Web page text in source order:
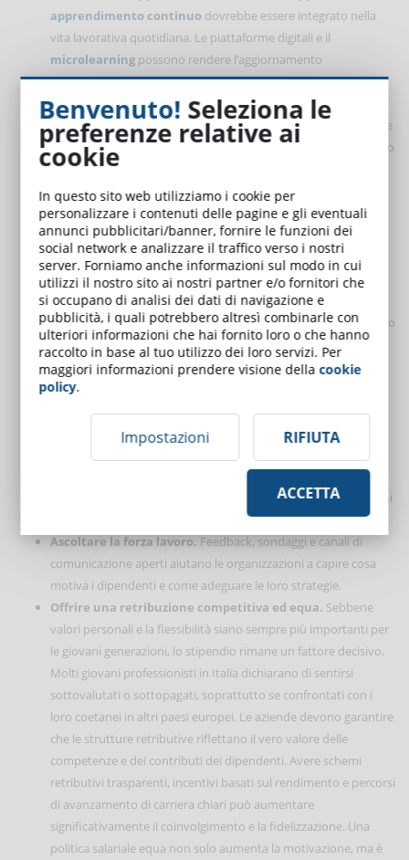
apprendimento continuo dovrebbe essere integrato nella
vita lavorativa quotidiana. Le piattaforme digitali e il
microlearning possono rendere l’aggiornamento
professionale accessibile in ogni momento della giornata e più
coinvolgente rispetto alla formazione tradizionale.
Dare uno scopo al proprio lavoro.
I giovani vogliono lavorare
per aziende la cui missione sia in linea con i loro valori. Dare uno
scopo al proprio lavoro in linea con i propri valori personali
diventa una fonte di motivazione importante davanti a una
realtà lavorativa più complessa rispetto al passato.
Comunicando un chiaro senso di scopo, come l’impegno per la
sostenibilità o rispetto per la diversità, le aziende possono
attrarre talenti motivati.
Incoraggiare la flessibilità e la fiducia.Il lavoro ibrido e da
remoto, un tempo considerato un’eccezione, è ora un elemento
essenziale dell’offerta di lavoro moderna. Ricevere
indipendenza e fiducia è un importante motivatore per i
dipendenti. Le aziende possono concentrandosi sui risultati
Mentorship e reverse mentorship.
Colmare il divario
avvantaggia entrambe le parti: i professionisti esperti
trasmettono la loro esperienza, mentre i dipendenti più giovani
condividono le loro intuizioni innovative.
Ascoltare la forza lavoro. Feedback, sondaggi e canali di
comunicazione aperti aiutano le organizzazioni a capire cosa
motiva i dipendenti e come adeguare le loro strategie.
Offrire una retribuzione competitiva ed equa. Sebbene
valori personali e la flessibilità siano sempre più importanti per
le giovani generazioni, lo stipendio rimane un fattore decisivo.
Molti giovani professionisti in Italia dichiarano di sentirsi
sottovalutati o sottopagati, soprattutto se confrontati con i
loro coetanei in altri paesi europei. Le aziende devono garantire
che le strutture retributive riflettano il vero valore delle
competenze e dei contributi dei dipendenti. Avere schemi
retributivi trasparenti, incentivi basati sul rendimento e percorsi
di avanzamento di carriera chiari può aumentare
significativamente il coinvolgimento e la fidelizzazione. Una
politica salariale equa non solo aumenta la motivazione, ma è
Benvenuto! Seleziona le
preferenze relative ai
cookie
In questo sito web utilizziamo i cookie per
personalizzare i contenuti delle pagine e gli eventuali
annunci pubblicitari/banner, fornire le funzioni dei
social network e analizzare il traffico verso i nostri
server. Forniamo anche informazioni sul modo in cui
utilizzi il nostro sito ai nostri partner e/o fornitori che
si occupano di analisi dei dati di navigazione e
pubblicità, i quali potrebbero altresì combinarle con
ulteriori informazioni che hai fornito loro o che hanno
raccolto in base al tuo utilizzo dei loro servizi. Per
maggiori informazioni prendere visione dellacookie
policy.
Impostazioni RIFIUTA
ACCETTA